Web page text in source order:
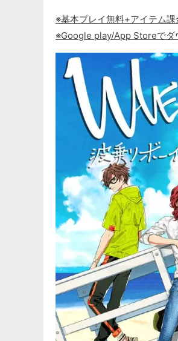
※基本プレイ無料+アイテム課
※Google play/App Storeでダ